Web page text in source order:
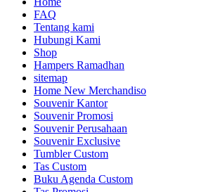
FAQ
Tentang kami
Hubungi Kami
Shop
Hampers Ramadhan
sitemap
Home New Merchandiso
Souvenir Kantor
Souvenir Promosi
Souvenir Perusahaan
Souvenir Exclusive
Tumbler Custom
Tas Custom
Buku Agenda Custom